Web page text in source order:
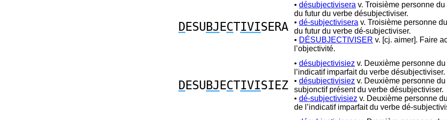
DESUBJ ECTIVISERA
• désubjectivisera v. Troisième personne
du futur du verbe désubjectiviser.
• dé-subjectivisera v. Troisième personne
du futur du verbe dé-subjectiviser.
• DÉSUBJECTIVISER v. [cj. aimer]. Faire
l’objectivité.
DESUBJ ECTIVISIEZ
• désubjectivisiez v. Deuxième personne
l’indicatif imparfait du verbe désubjectiviser.
• désubjectivisiez v. Deuxième personne
subjonctif présent du verbe désubjectiviser.
• dé-subjectivisiez v. Deuxième personne
de l’indicatif imparfait du verbe dé-